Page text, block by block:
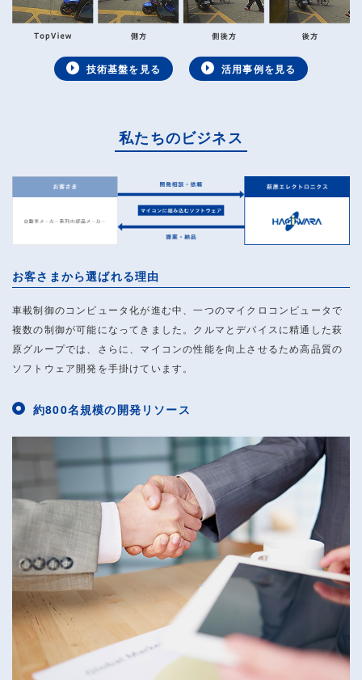
技術基盤を見る 活用事例を見る
私たちのビジネス
お客さまから選ばれる理由
車載制御のコンピュータ化が進む中、一つのマイクロコンピュータで
複数の制御が可能になってきました。クルマとデバイスに精通した萩
原グループでは、さらに、マイコンの性能を向上させるため高品質の
ソフトウェア開発を手掛けています。
約800名規模の開発リソース